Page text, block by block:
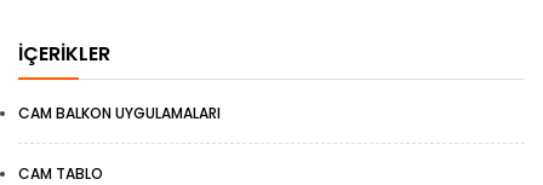
İÇERIKLER
CAM BALKON UYGULAMALARI
CAM TABLO